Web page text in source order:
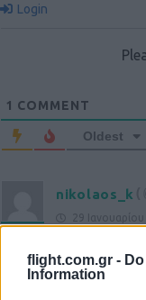
flight.com.gr -
Information
Login
1 COMMENT
Oldest
nikolaos_k
29
0 Reply